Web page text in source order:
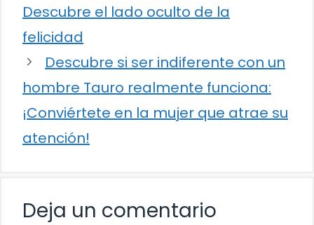
Descubre el lado oculto de la
felicidad
Descubre si ser indiferente con un
hombre Tauro realmente funciona:
¡Conviértete en la mujer que atrae su
atención!
Deja un comentario